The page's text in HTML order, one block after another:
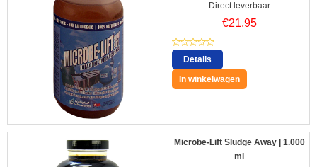
Direct leverbaar
€21,95
Details
In winkelwagen
Microbe-Lift Sludge Away | 1.000
ml